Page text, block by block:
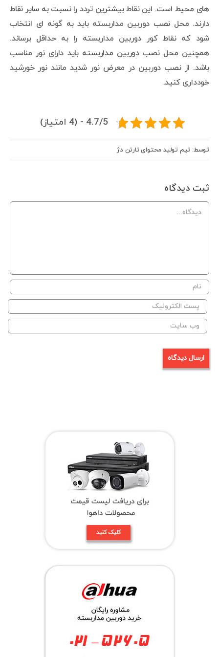
های محیط است. این نقاط بیشترین تردد را نسبت به سایر نقاط
دارند. محل نصب دوربین مداربسته باید به گونه ای انتخاب
شود که نقاط کور دوربین مداربسته را به حداقل برساند.
همچنین محل نصب دوربین مداربسته باید دارای نور مناسب
باشد. از نصب دوربین در معرض نور شدید مانند نور خورشید
خودداری کنید.
4.7/5 - (4 امتیاز)
توسط: تیم تولید محتوای تارتن دژ
ثبت ديدگاه
Comment